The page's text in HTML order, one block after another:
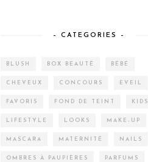
– CATEGORIES –
BLUSH BOX BEAUTÉ BÉBÉ
CHEVEUX CONCOURS EVEIL
FAVORIS FOND DE TEINT KIDS
LIFESTYLE LOOKS MAKE-UP
MASCARA MATERNITÉ NAILS
OMBRES À PAUPIÈRES PARFUMS